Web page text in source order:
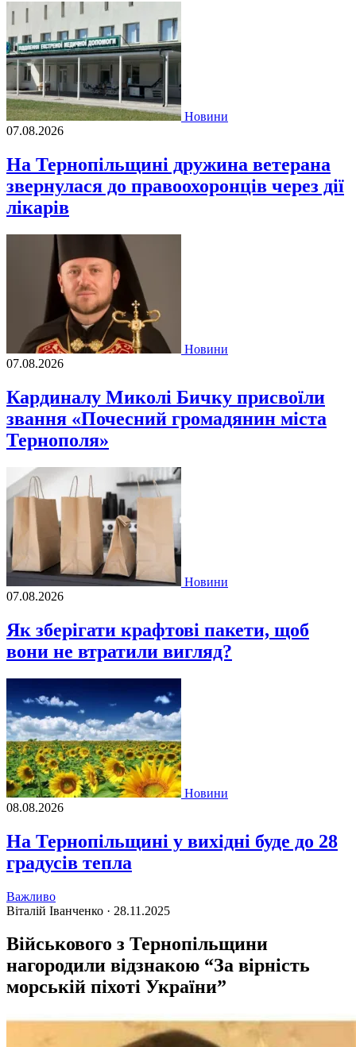
Новини
07.08.2026
На Тернопільщині дружина ветерана
звернулася до правоохоронців через дії
лікарів
Новини
07.08.2026
Кардиналу Миколі Бичку присвоїли
звання «Почесний громадянин міста
Тернополя»
Новини
07.08.2026
Як зберігати крафтові пакети, щоб
вони не втратили вигляд?
Новини
08.08.2026
На Тернопільщині у вихідні буде до 28
градусів тепла
Важливо
Віталій Іванченко · 28.11.2025
Військового з Тернопільщини
нагородили відзнакою “За вірність
морській піхоті України”